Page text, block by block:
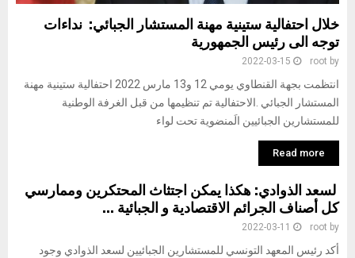
خلال احتفالية ستينية مهنة المستشار الجبائي: نداءات
توجه الى رئيس الجمهورية
by
root
2022-03-15
انتظمت بجهة القنطاوي يومي 12 و13 مارس 2022 احتفالية ستينية مهنة
المستشار الجبائي .الاحتفالية تم تنظيمها من قبل الغرفة الوطنية
للمستشارين الجبائيين الَمنضوية تحت لواء
Read more
لسعد الذوادي: هكذا يمكن اجتثاث المحتكرين وممارسي
كل أصناف الجرائم الاقتصادية و الجبائية …
by
root
2022-03-11
أكد رئيس المعهد التونسي للمستشارين الجبائيين لسعد الذوادي وجود